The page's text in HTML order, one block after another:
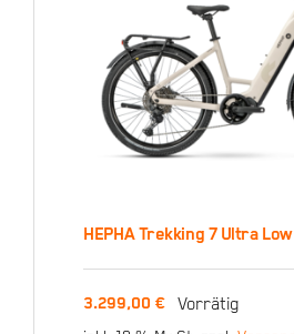
HEPHA
Low Step / L
HEPHA Trekking 7 Ultra
3.299,00€ Vorrätig